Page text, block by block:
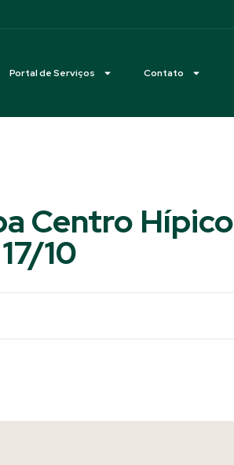
Portal de Serviços Contato
Centro Hípico
10